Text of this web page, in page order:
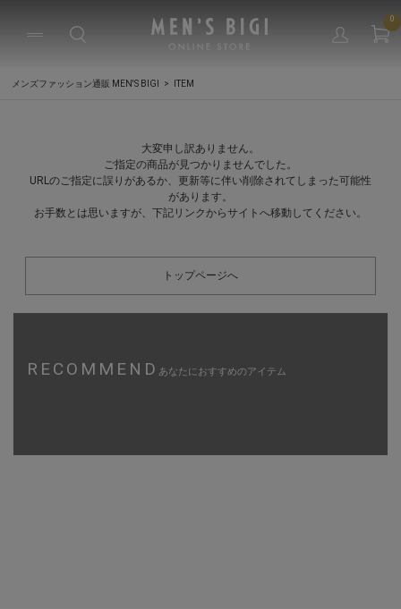
0
メンズファッション通販 MEN'S BIGI ITEM
大変申し訳ありません。
ご指定の商品が見つかりませんでした。
URLのご指定に誤りがあるか、更新等に伴い削除されてしまった可能性
があります。
お手数とは思いますが、下記リンクからサイトへ移動してください。
トップページへ
RECOMMEND あなたにおすすめのアイテム